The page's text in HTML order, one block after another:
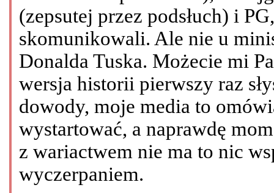
(zepsutej przez podsłuch) i
skomunikowali. Ale nie u
Donalda Tuska. Możecie mi
wersja historii pierwszy raz
dowody, moje media to
wystartować, a naprawdę
z wariactwem nie ma to nic
wyczerpaniem.